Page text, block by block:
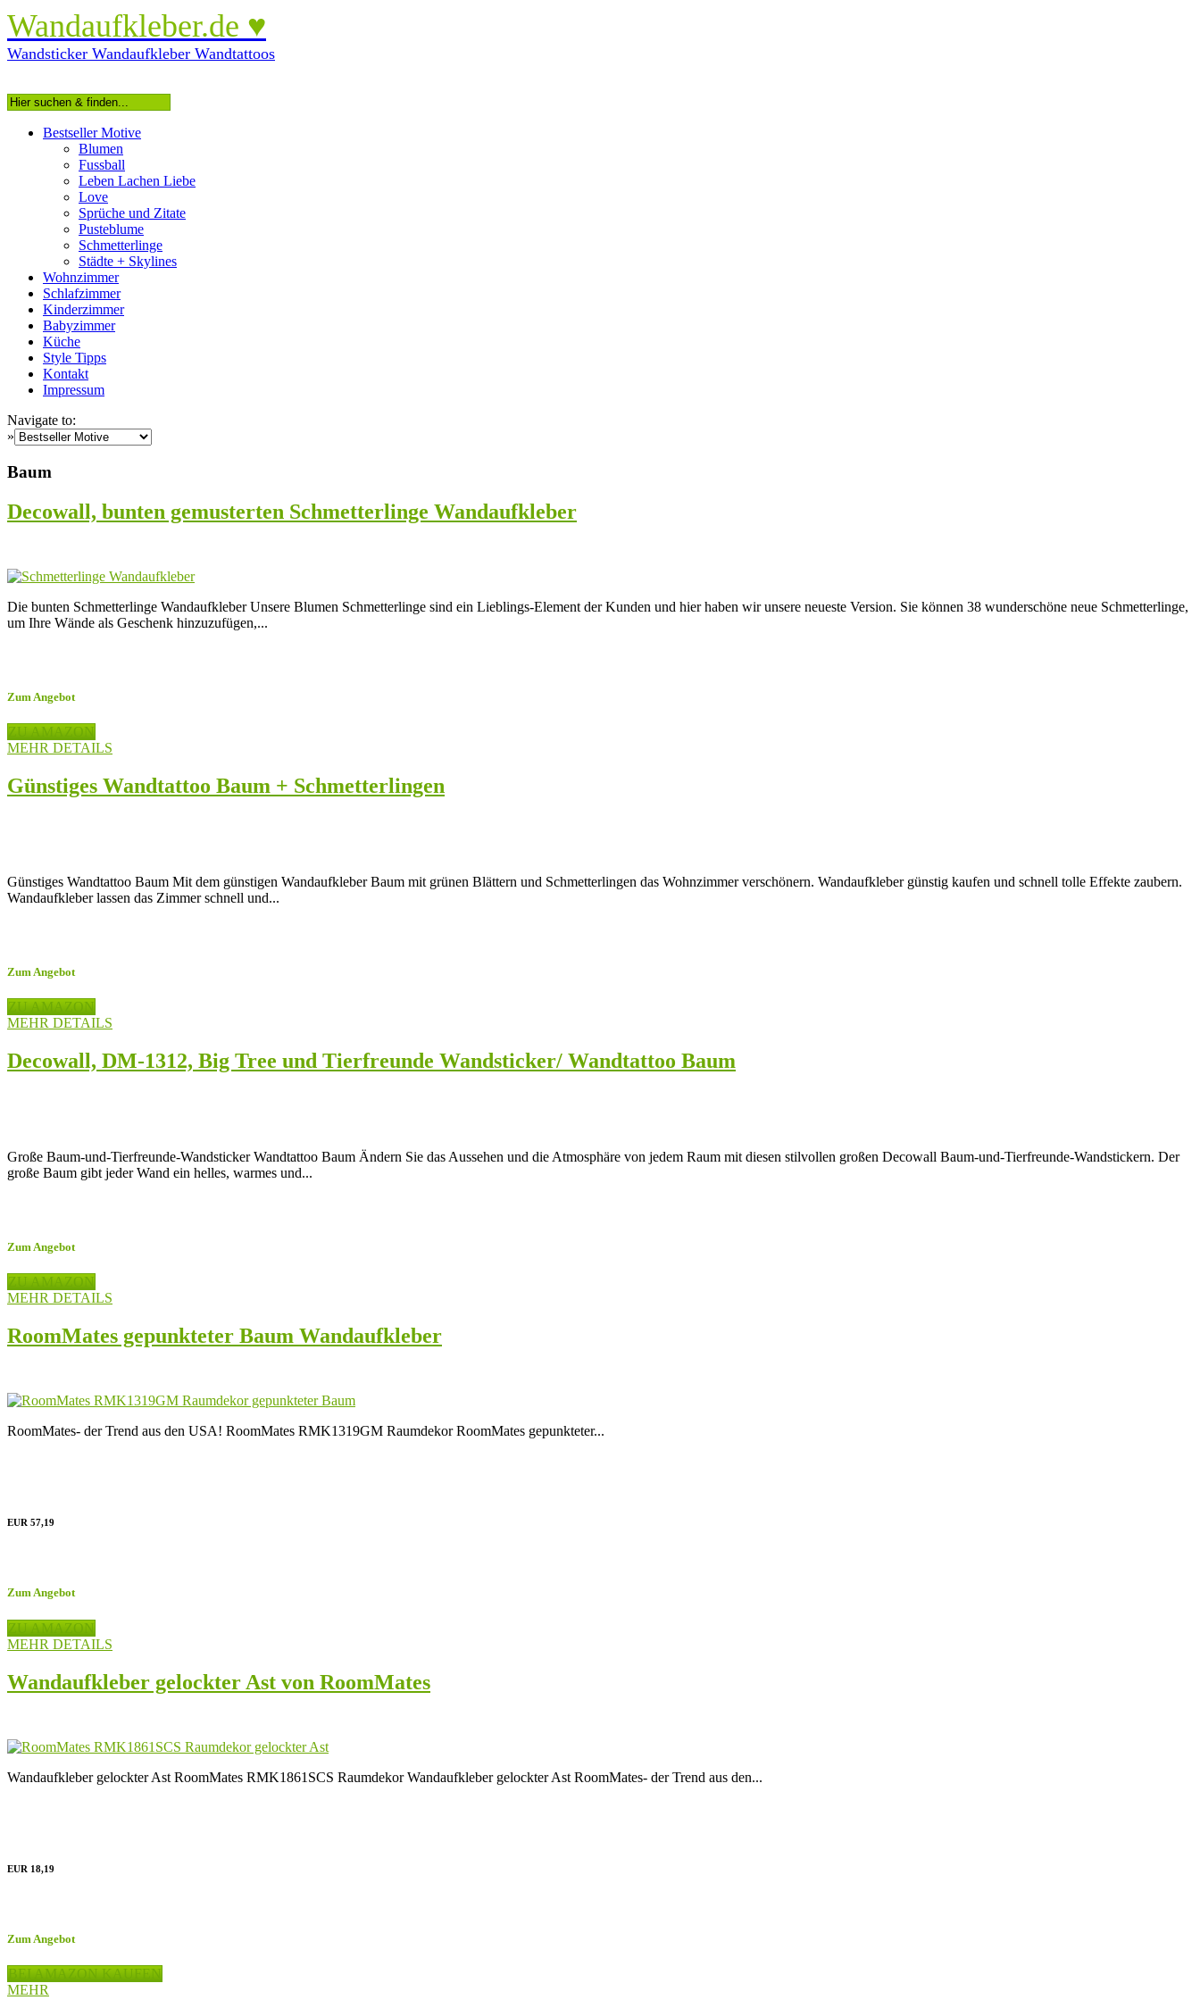
Wandaufkleber.de ♥
Wandsticker Wandaufkleber Wandtattoos
Bestseller Motive
Blumen
Fussball
Leben Lachen Liebe
Love
Sprüche und Zitate
Pusteblume
Schmetterlinge
Städte + Skylines
Wohnzimmer
Schlafzimmer
Kinderzimmer
Babyzimmer
Küche
Style Tipps
Kontakt
Impressum
Navigate to:
»
Baum
Decowall, bunten gemusterten Schmetterlinge Wandaufkleber
Die bunten Schmetterlinge Wandaufkleber Unsere Blumen Schmetterlinge sind ein Lieblings-Element der Kunden und hier haben wir unsere neueste Version. Sie können 38 wunderschöne neue Schmetterlinge,
um Ihre Wände als Geschenk hinzuzufügen,...
Zum Angebot
ZU AMAZON
MEHR DETAILS
Günstiges Wandtattoo Baum + Schmetterlingen
Günstiges Wandtattoo Baum Mit dem günstigen Wandaufkleber Baum mit grünen Blättern und Schmetterlingen das Wohnzimmer verschönern. Wandaufkleber günstig kaufen und schnell tolle Effekte zaubern.
Wandaufkleber lassen das Zimmer schnell und...
Zum Angebot
ZU AMAZON
MEHR DETAILS
Decowall, DM-1312, Big Tree und Tierfreunde Wandsticker/ Wandtattoo Baum
Große Baum-und-Tierfreunde-Wandsticker Wandtattoo Baum Ändern Sie das Aussehen und die Atmosphäre von jedem Raum mit diesen stilvollen großen Decowall Baum-und-Tierfreunde-Wandstickern. Der
große Baum gibt jeder Wand ein helles, warmes und...
Zum Angebot
ZU AMAZON
MEHR DETAILS
RoomMates gepunkteter Baum Wandaufkleber
RoomMates- der Trend aus den USA! RoomMates RMK1319GM Raumdekor RoomMates gepunkteter...
EUR 57,19
Zum Angebot
ZU AMAZON
MEHR DETAILS
Wandaufkleber gelockter Ast von RoomMates
Wandaufkleber gelockter Ast RoomMates RMK1861SCS Raumdekor Wandaufkleber gelockter Ast RoomMates- der Trend aus den...
EUR 18,19
Zum Angebot
BEI AMAZON KAUFEN
MEHR